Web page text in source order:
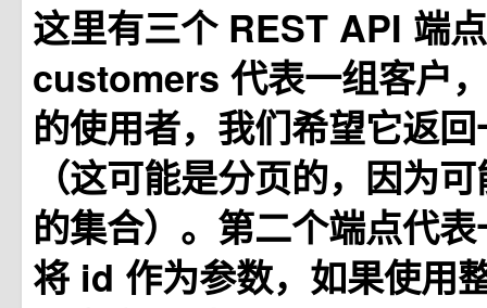
这里有三个 REST API 端
customers 代表一组客户
的使用者，我们希望它返
（这可能是分页的，因为
的集合）。第二个端点代
将 id 作为参数，如果使用